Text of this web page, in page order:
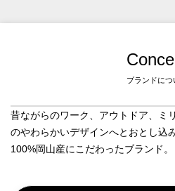
ブランドにつ
昔ながらのワーク、アウトドア、ミ
のやわらかいデザインへとおとし込
100%岡山産にこだわったブランド。